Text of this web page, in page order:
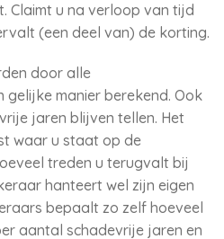
Claimt u na verloop van tijd
(een deel van) de korting.
door alle
manier berekend. Ook
jaren blijven tellen. Het
waar u staat op de
treden u terugvalt bij
hanteert wel zijn eigen
bepaalt zo zelf hoeveel
aantal schadevrije jaren en